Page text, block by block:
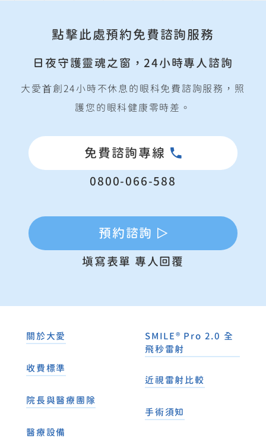
點擊此處預約免費諮詢服務
日夜守護靈魂之窗，24小時專人諮詢
大愛⾸創24小時不休息的眼科免費諮詢服務，照
護您的眼科健康零時差。
免費諮詢專線
0800-066-588
預約諮詢
填寫表單 專人回覆
關於大愛
收費標準
院長與醫療團隊
醫療設備
SMILE® Pro 2.0 全
飛秒雷射
近視雷射比較
手術須知